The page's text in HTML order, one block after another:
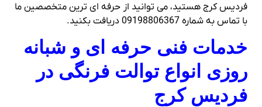
فردیس کرج هستید، می توانید از حرفه ای ترین متخصصین ما
با تماس به شماره 09198806367 دریافت بکنید.
خدمات فنی حرفه ای و شبانه
روزی انواع توالت فرنگی در
فردیس کرج